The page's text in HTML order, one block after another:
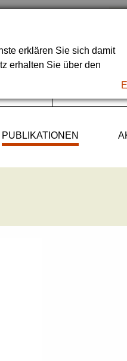
erklären Sie sich damit
erhalten Sie über den
PUBLIKATIONEN